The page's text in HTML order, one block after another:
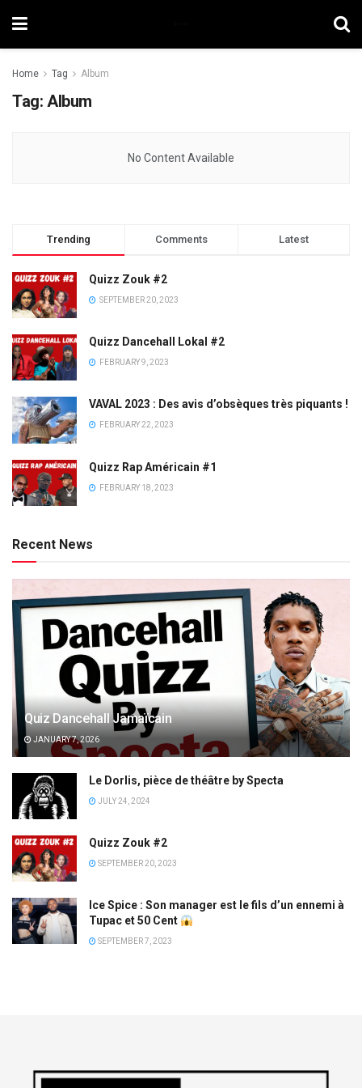
Home Tag Album
Tag: Album
No Content Available
Trending Comments Latest
Quizz Zouk #2
SEPTEMBER 20, 2023
Quizz Dancehall Lokal #2
FEBRUARY 9, 2023
VAVAL 2023 : Des avis d’obsèques très piquants !
FEBRUARY 22, 2023
Quizz Rap Américain #1
FEBRUARY 18, 2023
Recent News
Quiz Dancehall Jamaïcain
JANUARY 7, 2026
Le Dorlis, pièce de théâtre by Specta
JULY 24, 2024
Quizz Zouk #2
SEPTEMBER 20, 2023
Ice Spice : Son manager est le fils d’un ennemi à
Tupac et 50 Cent
SEPTEMBER 7, 2023